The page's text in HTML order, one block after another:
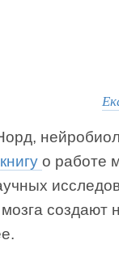
книгу о работе
создают